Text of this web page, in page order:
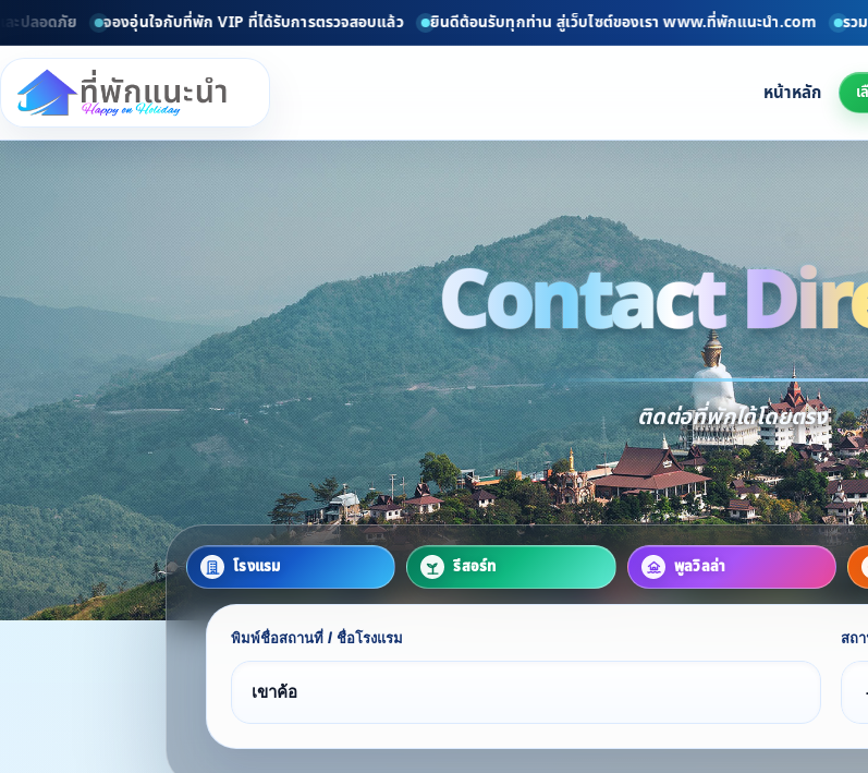
ย จองอุ่นใจกับที่พัก VIP ที่ได้รับการตรวจสอบแล้ว ยินดีต้อนรับทุกท่าน สู่เว็บไซต์ของเรา www.ที่พักแนะนำ.com รวมที่พักทั่ว
หน้าหลัก เ
Contact
ติดต่อที่พักได้โดยตรง
โรงแรม รีสอร์ท พูลวิลล่า
พิมพ์ชื่อสถานที่ / ชื่อโรงแรม สถ